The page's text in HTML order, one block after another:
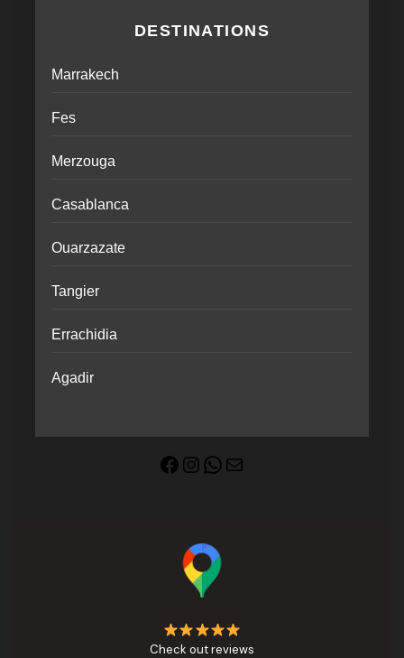
DESTINATIONS
Marrakech
Fes
Merzouga
Casablanca
Ouarzazate
Tangier
Errachidia
Agadir
Facebook
Instagram
WhatsApp
Correo electrónico
Check out reviews